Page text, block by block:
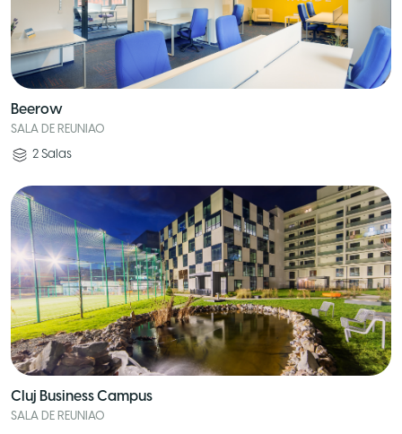
Beerow
SALA DE REUNIAO
2 Salas
Cluj Business Campus
SALA DE REUNIAO